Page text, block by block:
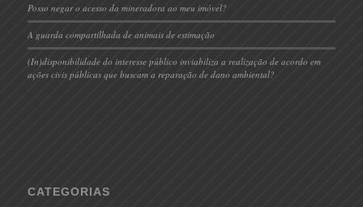
Posso negar o acesso da mineradora ao meu imóvel?
A guarda compartilhada de animais de estimação
(In)disponibilidade do interesse público inviabiliza a realização de acordo em
ações civis públicas que buscam a reparação de dano ambiental?
CATEGORIAS